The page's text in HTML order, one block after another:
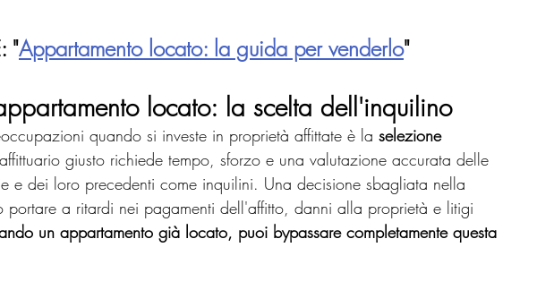
"Appartamento locato: la guida per venderlo"
locato: la scelta dell'inquilino
quando si investe in proprietà affittate è la selezione
giusto richiede tempo, sforzo e una valutazione accurata delle
e dei loro precedenti come inquilini. Una decisione sbagliata nella
portare a ritardi nei pagamenti dell'affitto, danni alla proprietà e litigi
un appartamento già locato, puoi bypassare completamente questa